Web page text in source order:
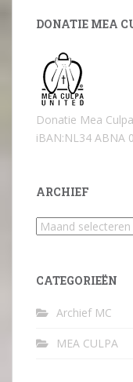
DONATIE MEA
Donatie Mea
iBAN:NL34 ABNA
ARCHIEF
Archief
CATEGORIEËN
Archief MC
MEA CULPA